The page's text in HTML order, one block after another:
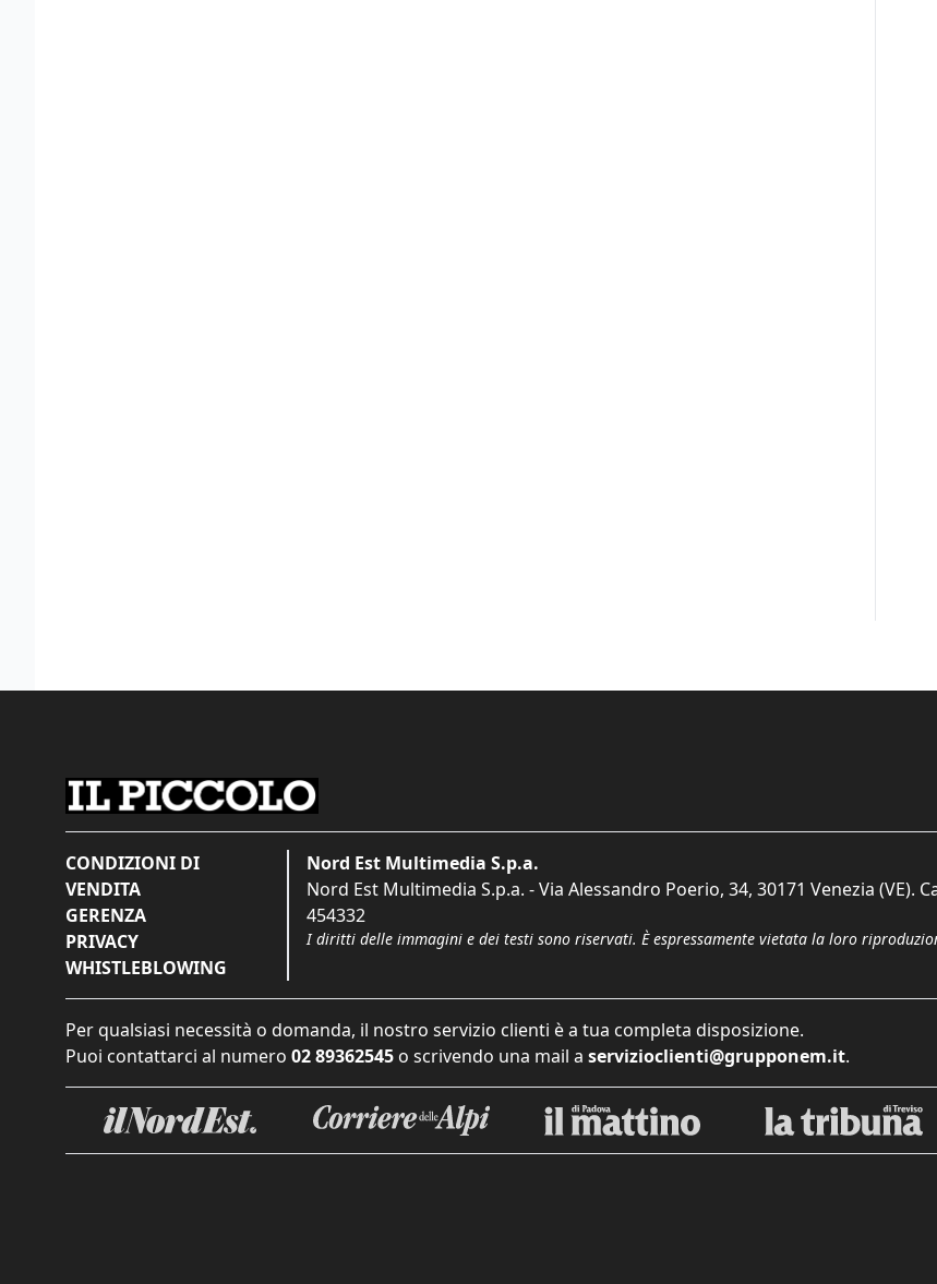
CONDIZIONI DI
VENDITA
GERENZA
PRIVACY
WHISTLEBLOWING
Nord Est Multimedia S.p.a.
Nord Est Multimedia S.p.a. - Via Alessandro Poerio, 34, 30171 Venezia (VE).
454332
I diritti delle immagini e dei testi sono riservati. È espressamente vietata la loro
Per qualsiasi necessità o domanda, il nostro servizio clienti è a tua completa disposizione.
Puoi contattarci al numero 02 89362545 o scrivendo una mail a servizioclienti@grupponem.it.